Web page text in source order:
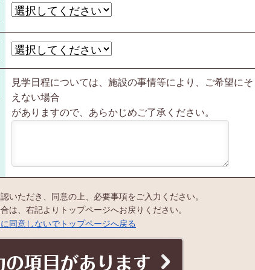
見学日程については、施設の事情等により、ご希望にそ
えない場合
がありますので、あらかじめご了承ください。
いただき、同意の上、必要事項をご入力ください。
は、右記よりトップページへお戻りください。
同意しないでトップページへ戻る